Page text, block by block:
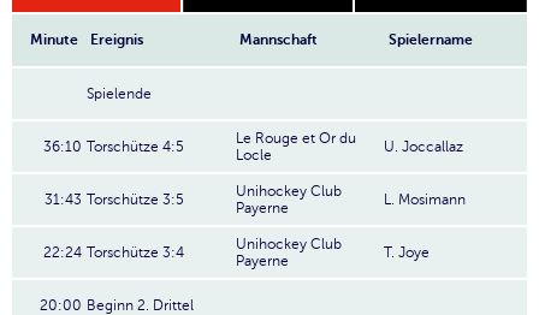
Minute Ereignis Mannschaft Spielername
Spielende
36:10 Torschütze 4:5
Le Rouge et Or du
Locle
U. Joccallaz
31:43 Torschütze 3:5
Unihockey Club
Payerne
L. Mosimann
22:24 Torschütze 3:4
Unihockey Club
Payerne
T. Joye
20:00 Beginn 2. Drittel